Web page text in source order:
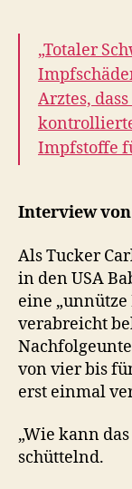
„Totaler
Arztes,
Impfstoffe
Interview
Als Tucker
in den USA
eine
verabreicht
von vier bis
erst einmal
„Wie kann
schüttelnd.